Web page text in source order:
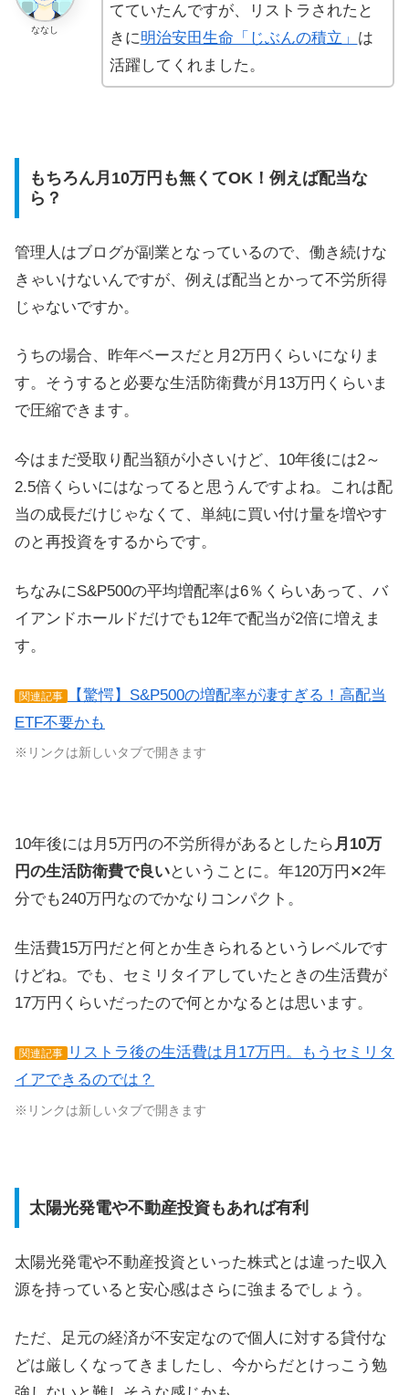
ななし
てていたんですが、リストラされたと
きに明治安田生命「じぶんの積立」 は
活躍してくれました。
もちろん月10万円も無くてOK！例えば配当な
ら？
管理人はブログが副業となっているので、働き続けな
きゃいけないんですが、例えば配当とかって不労所得
じゃないですか。
うちの場合、昨年ベースだと月2万円くらいになりま
す。そうすると必要な生活防衛費が月13万円くらいま
で圧縮できます。
今はまだ受取り配当額が小さいけど、10年後には2～
2.5倍くらいにはなってると思うんですよね。これは配
当の成長だけじゃなくて、単純に買い付け量を増やす
のと再投資をするからです。
ちなみにS&P500の平均増配率は6％くらいあって、バ
イアンドホールドだけでも12年で配当が2倍に増えま
す。
関連記事
【驚愕】S&P500の増配率が凄すぎる！高配当
ETF不要かも
※リンクは新しいタブで開きます
10年後には月5万円の不労所得があるとしたら 月10万
円の生活防衛費で良いということに。年120万円✕2年
分でも240万円なのでかなりコンパクト。
生活費15万円だと何とか生きられるというレベルです
けどね。でも、セミリタイアしていたときの生活費が
17万円くらいだったので何とかなるとは思います。
関連記事
リストラ後の生活費は月17万円。もうセミリタ
イアできるのでは？
※リンクは新しいタブで開きます
太陽光発電や不動産投資もあれば有利
太陽光発電や不動産投資といった株式とは違った収入
源を持っていると安心感はさらに強まるでしょう。
ただ、足元の経済が不安定なので個人に対する貸付な
どは厳しくなってきましたし、今からだとけっこう勉